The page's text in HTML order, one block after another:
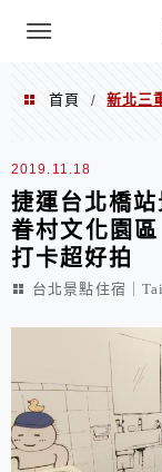
選單
首頁 / 新北三
新北三重景
2019.11.18
捷運台北橋
眷村文化園
打卡超好拍
台北景點住宿｜